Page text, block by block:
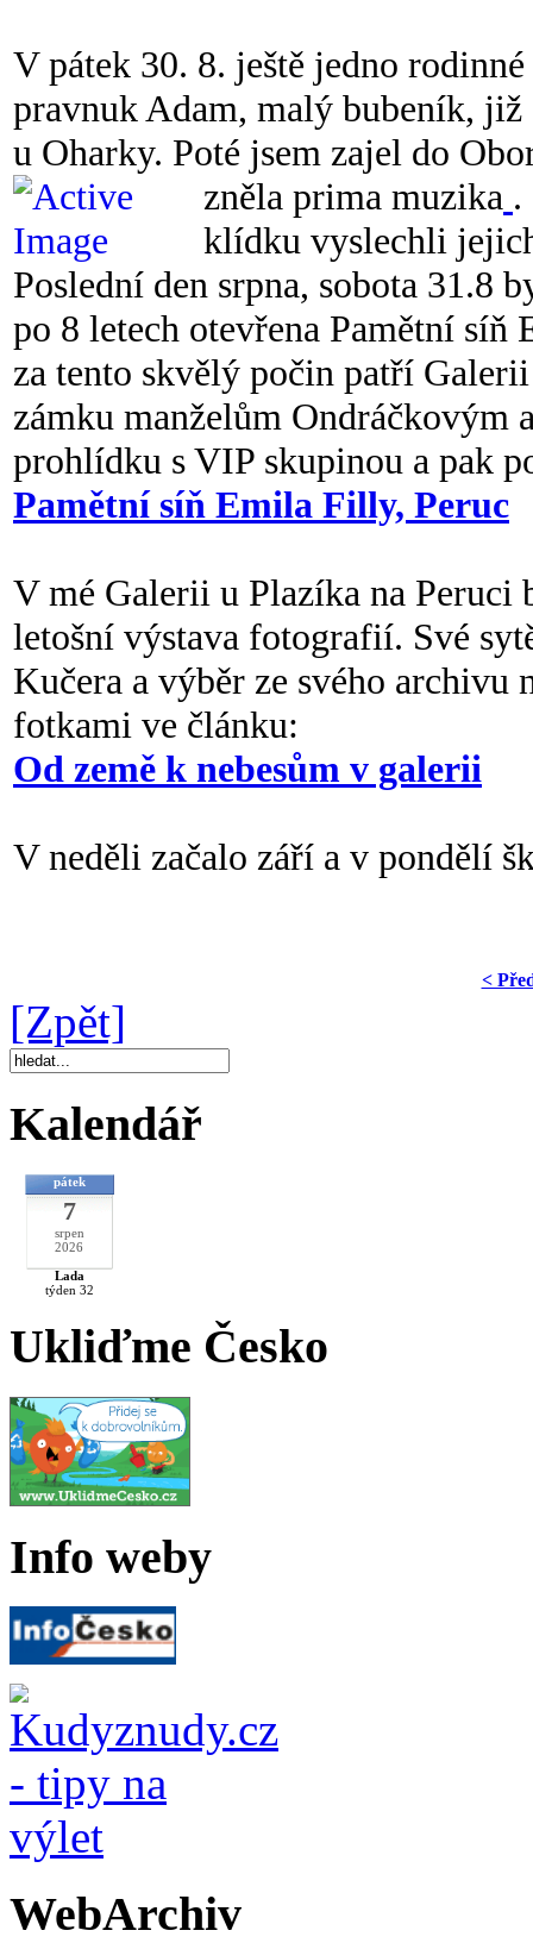
V pátek 30. 8. ještě jedno
pravnuk Adam, malý bubeník, již
u Oharky. Poté jsem zajel do
zněla prima muzika .
klídku vyslechli
Poslední den srpna, sobota 31.8
po 8 letech otevřena Pamětní
za tento skvělý počin patří
zámku manželům Ondráčkovým
prohlídku s VIP skupinou a pak
Pamětní síň Emila Filly, Peruc
V mé Galerii u Plazíka na Peruci
letošní výstava fotografií. Své
Kučera a výběr ze svého archivu
fotkami ve článku:
Od země k nebesům v galerii
V neděli začalo září a v pondělí
<
[Zpět]
Kalendář
pátek
7
srpen
2026
Lada
týden 32
Ukliďme Česko
Info weby
WebArchiv